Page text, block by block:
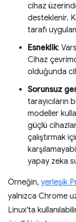
cihaz
desteklenir.
tarafı
Esneklik:
Cihaz
olduğunda
Sorunsuz
tarayıcıların
modeller
güçlü
çalıştırmak
yapay zeka
Örneğin, yerleşik
yalnızca Chrome
Linux'ta